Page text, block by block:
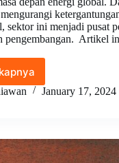
sektor ini menjadi pusat
pengembangan. Artikel
January 17, 2024